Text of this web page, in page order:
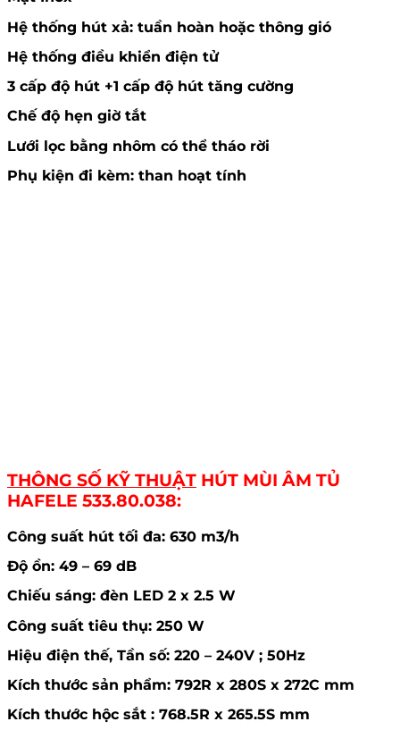
Hệ thống hút xả: tuần hoàn hoặc thông gió
Hệ thống điều khiển điện tử
3 cấp độ hút +1 cấp độ hút tăng cường
Chế độ hẹn giờ tắt
Lưới lọc bằng nhôm có thể tháo rời
Phụ kiện đi kèm: than hoạt tính
THÔNG SỐ KỸ THUẬT HÚT MÙI ÂM TỦ
HAFELE 533.80.038:
Công suất hút tối đa: 630 m3/h
Độ ồn: 49 – 69 dB
Chiếu sáng: đèn LED 2 x 2.5 W
Công suất tiêu thụ: 250 W
Hiệu điện thế, Tần số: 220 – 240V ; 50Hz
Kích thước sản phẩm: 792R x 280S x 272C mm
Kích thước hộc sắt : 768.5R x 265.5S mm